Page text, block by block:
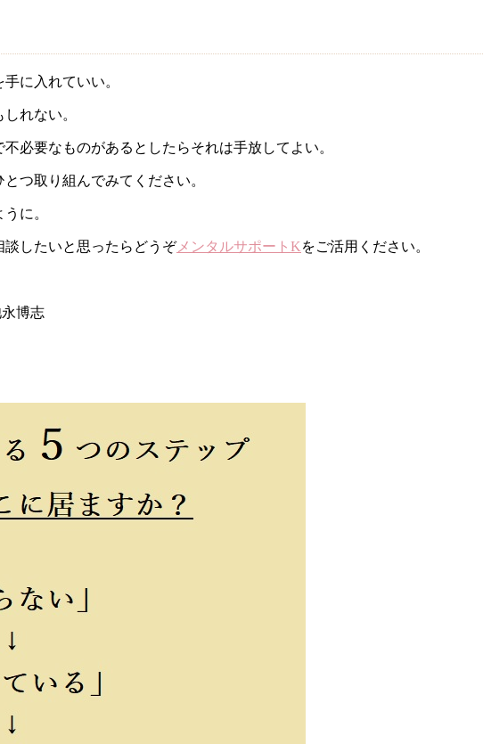
に入れていい。
れない。
必要なものがあるとしたらそれは手放してよい。
つ取り組んでみてください。
に。
したいと思ったらどうぞメンタルサポートKをご活用ください。
博志